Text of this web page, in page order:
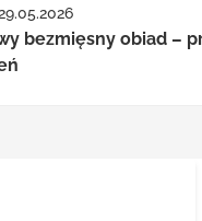
bezmięsny obiad –